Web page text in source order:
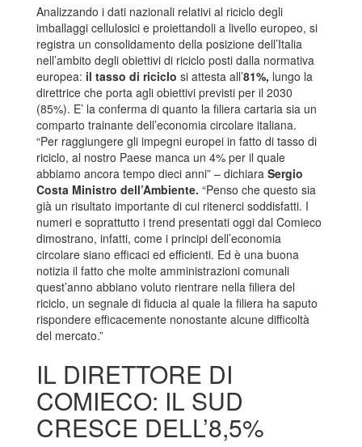
Analizzando i dati nazionali relativi al riciclo degli
imballaggi cellulosici e proiettandoli a livello europeo, si
registra un consolidamento della posizione dell’Italia
nell’ambito degli obiettivi di riciclo posti dalla normativa
europea: il tasso di riciclo si attesta all’81%, lungo la
direttrice che porta agli obiettivi previsti per il 2030
(85%). E’ la conferma di quanto la filiera cartaria sia un
comparto trainante dell’economia circolare italiana.
“Per raggiungere gli impegni europei in fatto di tasso di
riciclo, al nostro Paese manca un 4% per il quale
abbiamo ancora tempo dieci anni” – dichiara Sergio
Costa Ministro dell’Ambiente. “Penso che questo sia
già un risultato importante di cui ritenerci soddisfatti. I
numeri e soprattutto i trend presentati oggi dal Comieco
dimostrano, infatti, come i principi dell’economia
circolare siano efficaci ed efficienti. Ed è una buona
notizia il fatto che molte amministrazioni comunali
quest’anno abbiano voluto rientrare nella filiera del
riciclo, un segnale di fiducia al quale la filiera ha saputo
rispondere efficacemente nonostante alcune difficoltà
del mercato.”
IL DIRETTORE DI
COMIECO: IL SUD
CRESCE DELL’8,5%